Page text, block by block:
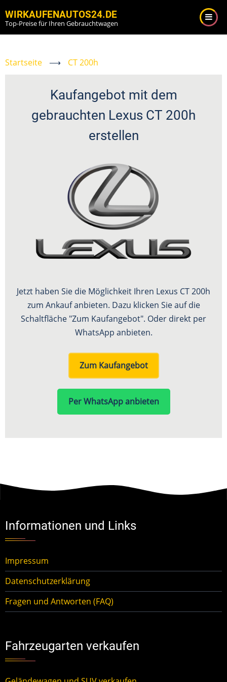
zum
Inhalt
WIRKAUFENAUTOS24.DE
Top-Preise für Ihren Gebrauchtwagen
Startseite ⟶ CT 200h
Kaufangebot mit dem
gebrauchten Lexus CT 200h
erstellen
Jetzt haben Sie die Möglichkeit Ihren Lexus CT 200h
zum Ankauf anbieten. Dazu klicken Sie auf die
Schaltfläche "Zum Kaufangebot". Oder direkt per
WhatsApp anbieten.
Zum Kaufangebot
Per WhatsApp anbieten
Informationen und Links
Impressum
Datenschutzerklärung
Fragen und Antworten (FAQ)
Fahrzeugarten verkaufen